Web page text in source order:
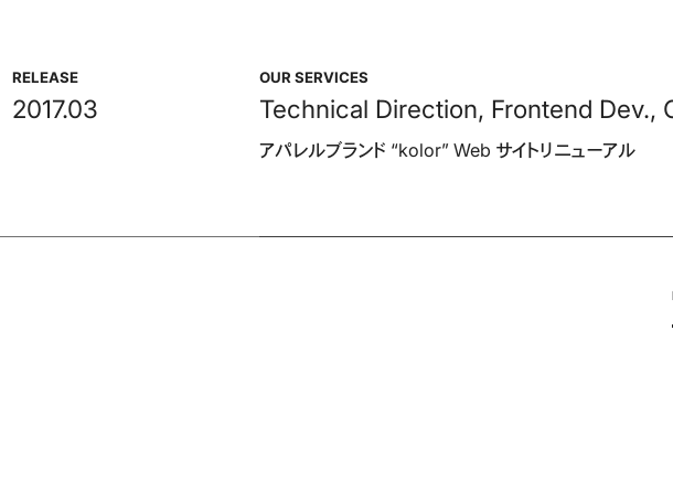
RELEASE
2017.03
OUR SERVICES
Technical Direction, Frontend Dev.,
アパレルブランド “kolor” Web サイトリニューアル